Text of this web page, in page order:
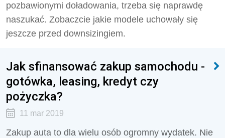
pozbawionymi doładowania, trzeba się naprawdę
naszukać. Zobaczcie jakie modele uchowały się
jeszcze przed downsizingiem.
Jak sfinansować zakup samochodu -
gotówka, leasing, kredyt czy
pożyczka?
11 mar 2019
Zakup auta to dla wielu osób ogromny wydatek. Nie